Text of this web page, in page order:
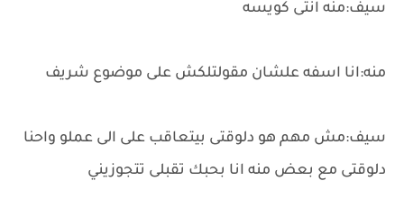
سيف:منه انتى كويسه
منه:انا اسفه علشان مقولتلكش على موضوع شريف
سيف:مش مهم هو دلوقتى بيتعاقب على الى عملو واحنا
دلوقتى مع بعض منه انا بحبك تقبلى تتجوزيني